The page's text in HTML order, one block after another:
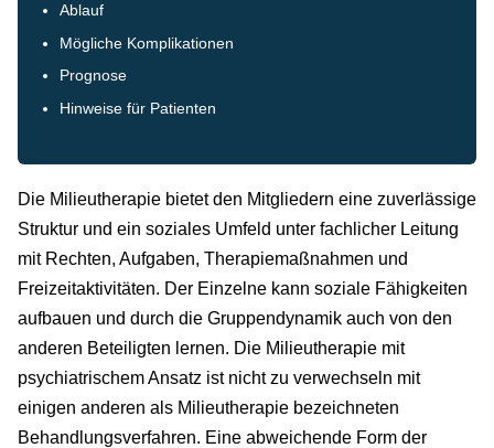
Ablauf
Mögliche Komplikationen
Prognose
Hinweise für Patienten
Die Milieutherapie bietet den Mitgliedern eine zuverlässige
Struktur und ein soziales Umfeld unter fachlicher Leitung
mit Rechten, Aufgaben, Therapiemaßnahmen und
Freizeitaktivitäten. Der Einzelne kann soziale Fähigkeiten
aufbauen und durch die Gruppendynamik auch von den
anderen Beteiligten lernen. Die Milieutherapie mit
psychiatrischem Ansatz ist nicht zu verwechseln mit
einigen anderen als Milieutherapie bezeichneten
Behandlungsverfahren. Eine abweichende Form der